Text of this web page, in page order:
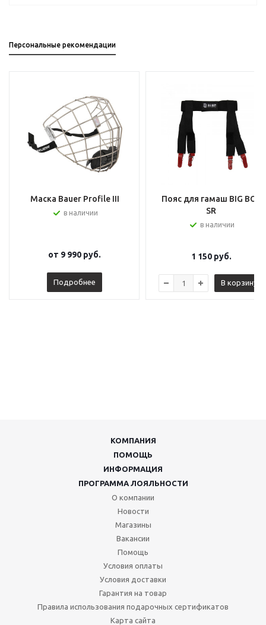
Персональные рекомендации
Маска Bauer Profile III
в наличии
от 9 990 руб.
Подробнее
Пояс для гамаш BIG BOY
SR
в наличии
1 150руб.
В корзину
КОМПАНИЯ
ПОМОЩЬ
ИНФОРМАЦИЯ
ПРОГРАММА ЛОЯЛЬНОСТИ
О компании
Новости
Магазины
Вакансии
Помощь
Условия оплаты
Условия доставки
Гарантия на товар
Правила использования подарочных сертификатов
Карта сайта